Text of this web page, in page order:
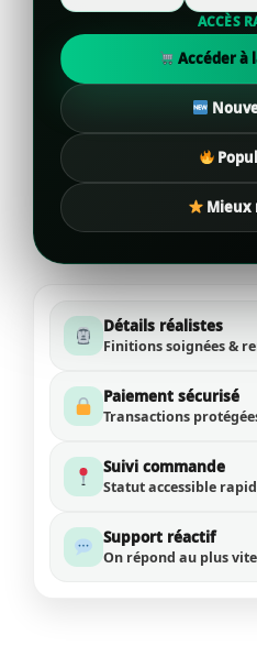
ACCÈS
Accéder à
Mieux
Détails réalistes
Finitions soignées &
Paiement sécurisé
Transactions
Suivi commande
Statut accessible
Support réactif
On répond au plus vite